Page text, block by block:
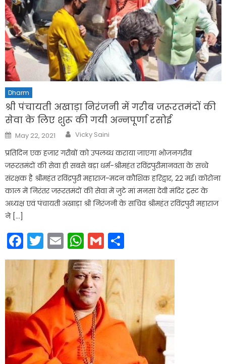
Dharm
श्री पंचायती अखाड़ा निरंजनी में गरीब जरूरतमंदों की
सेवा के लिए शुरू की गयी अन्नपूर्णा रसोई
Posted
on
May 22, 2021 Author
Vicky Saini
प्रतिदिन एक हजार गरीबों को उपलब्ध कराया जाएगा भोजनगरीब
जरूरतमंदों की सेवा ही सबसे बड़ा धर्म-श्रीमहंत रविंद्रपुरीमानवता के सच्चे
संरक्षक है श्रीमहंत रविंद्रपुरी महाराज-मदन कौशिक हरिद्वार, 22 मई। कोरोना
काल में निरंतर जरूरतमंदों की सेवा में जुटे मां मनसा देवी मंदिर ट्रस्ट के
अध्यक्ष एवं पंचायती अखाड़ा श्री निरंजनी के सचिव श्रीमहंत रविंद्रपुरी महाराज
ने […]
Facebook
Twitter
EmailWhatsApp
Gmail